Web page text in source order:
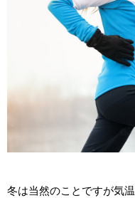
冬は当然のことですが気